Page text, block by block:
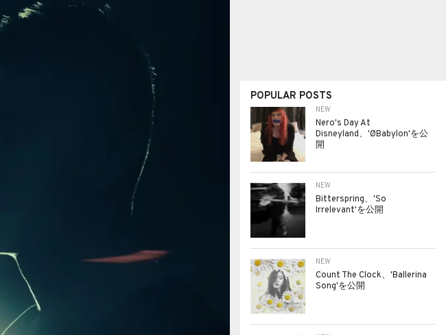
POPULAR POSTS
NEW
Nero's Day At
Disneyland、'ØBabylon'を公
開
NEW
Bitterspring、'So
Irrelevant'を公開
NEW
Count The Clock、'Ballerina
Song'を公開